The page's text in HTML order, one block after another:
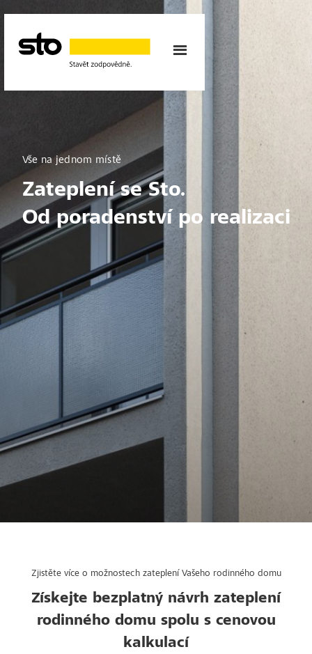
Vše na jednom místě
Zateplení se Sto.
Od poradenství po realizaci
Zjistěte více o možnostech zateplení Vašeho rodinného domu
Získejte bezplatný návrh zateplení
rodinného domu spolu s cenovou
kalkulací